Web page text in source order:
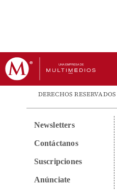
DERECHOS
Newsletters
Contáctanos
Suscripciones
Anúnciate